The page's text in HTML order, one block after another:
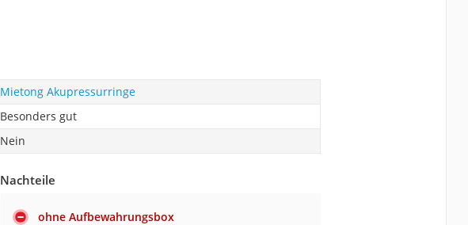
Mietong Akupressurringe
Besonders gut
Nein
Nachteile
ohne Aufbewahrungsbox